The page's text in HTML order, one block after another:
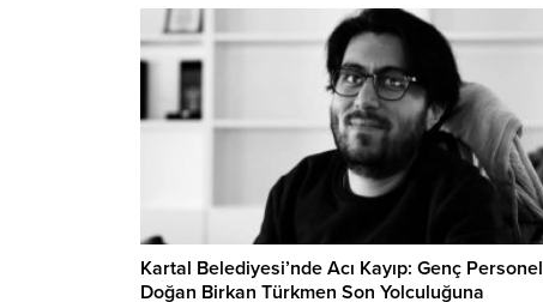
İşleri Müdürlüğü...
Kartal Belediyesi’nde Acı Kayıp: Genç Personel
Doğan Birkan Türkmen Son Yolculuğuna